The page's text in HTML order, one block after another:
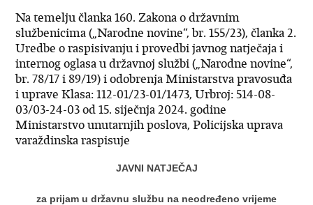
Na temelju članka 160. Zakona o državnim
službenicima („Narodne novine“, br. 155/23), članka 2.
Uredbe o raspisivanju i provedbi javnog natječaja i
internog oglasa u državnoj službi („Narodne novine“,
br. 78/17 i 89/19) i odobrenja Ministarstva pravosuđa
i uprave Klasa: 112-01/23-01/1473, Urbroj: 514-08-
03/03-24-03 od 15. siječnja 2024. godine
Ministarstvo unutarnjih poslova, Policijska uprava
varaždinska raspisuje
JAVNI NATJEČAJ
za prijam u državnu službu na neodređeno vrijeme